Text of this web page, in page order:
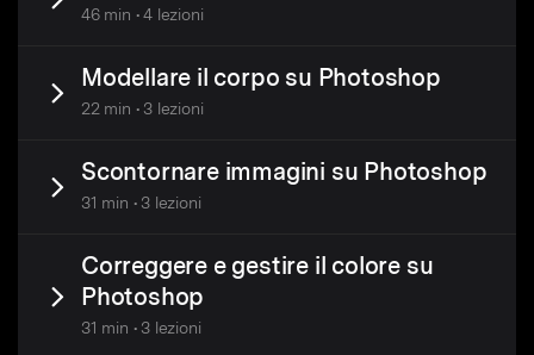
46 min • 4 lezioni
Modellare il corpo su Photoshop
22 min • 3 lezioni
Scontornare immagini su Photoshop
31 min • 3 lezioni
Correggere e gestire il colore su
Photoshop
31 min • 3 lezioni